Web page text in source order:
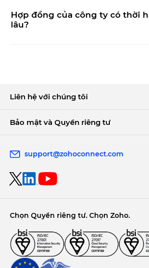
Hợp đồng của công ty có thời
lâu?
Liên hệ với chúng tôi
Bảo mật và Quyền riêng tư
support@zohoconnect.com
Chọn Quyền riêng tư. Chọn Zoho.